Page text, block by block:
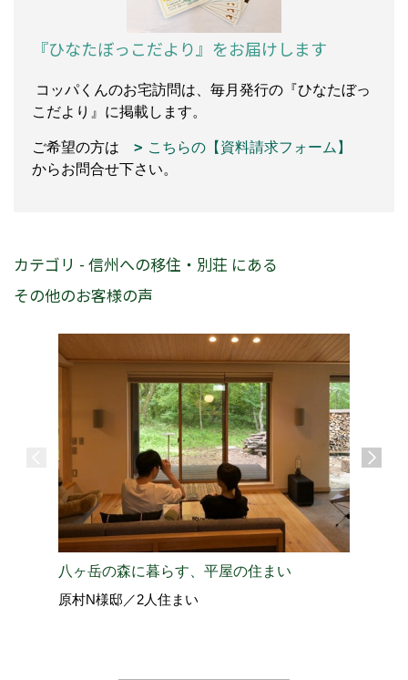
『ひなたぼっこだより』をお届けします
コッパくんのお宅訪問は、毎月発行の『ひなたぼっ
こだより』に掲載します。
ご希望の方は
こちらの【資料請求フォーム】
からお問合せ下さい。
カテゴリ - 信州への移住・別荘 にある
その他のお客様の声
八ヶ岳の森に暮らす、平屋の住まい
原村N様邸／2人住まい